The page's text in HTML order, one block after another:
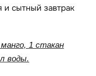
и сытный завтрак
1 стакан
воды.